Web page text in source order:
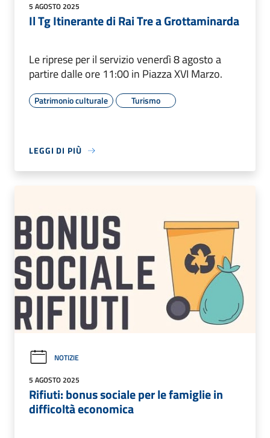
5 AGOSTO 2025
Il Tg Itinerante di Rai Tre a Grottaminarda
Le riprese per il servizio venerdì 8 agosto a
partire dalle ore 11:00 in Piazza XVI Marzo.
Patrimonio culturale Turismo
LEGGI DI PIÙ
NOTIZIE
5 AGOSTO 2025
Rifiuti: bonus sociale per le famiglie in
difficoltà economica